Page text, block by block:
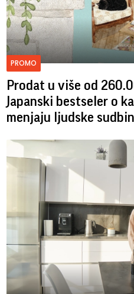
PROMO
Prodat u više od
Japanski bestseler o
menjaju ljudske